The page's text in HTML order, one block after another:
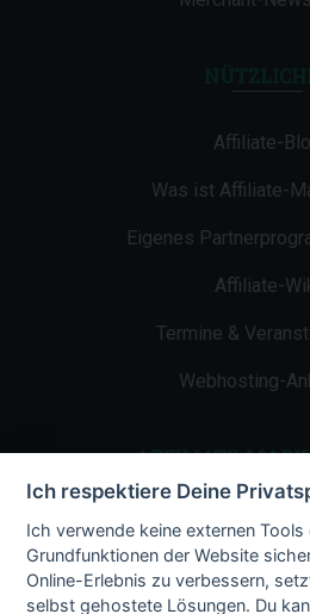
Affiliate-
Was ist Affiliate-
Eigenes
Affiliate-
Termine &
Webhosting-
AFFILIATE-
Ich respektiere Deine
Ich verwende keine externen
Grundfunktionen der Website
Online-Erlebnis zu verbessern,
selbst gehostete Lösungen. Du